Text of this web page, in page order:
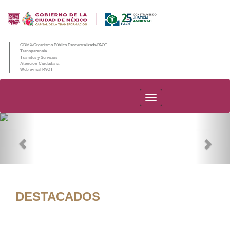
CDMX/Organismo Público Descentralizado/PAOT
Transparencia
Trámites y Servicios
Atención Ciudadana
Web e-mail PAOT
PAOT
DESTACADOS